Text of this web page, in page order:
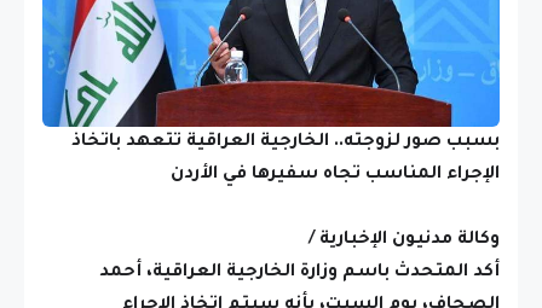
بسبب صور لزوجته.. الخارجية العراقية تتعهد باتخاذ
الإجراء المناسب تجاه سفيرها في الأردن
وكالة مدنيون الإخبارية /
أكد المتحدث باسم وزارة الخارجية العراقية، أحمد